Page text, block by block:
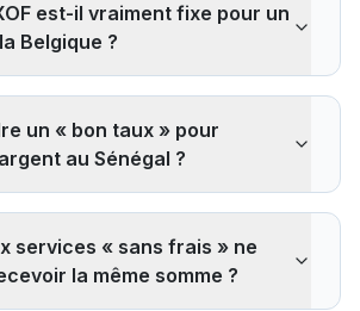
est-il vraiment fixe pour un
Belgique ?
entre la zone euro et l'UEMOA. Que
la Belgique, la France ou tout
zone euro, le taux de référence est
pas. Seuls les frais et la marge
service changent.
un « bon taux » pour
au Sénégal ?
le service qui reverse le taux
les frais les plus bas pour votre
services « sans frais » ne
la même somme ?